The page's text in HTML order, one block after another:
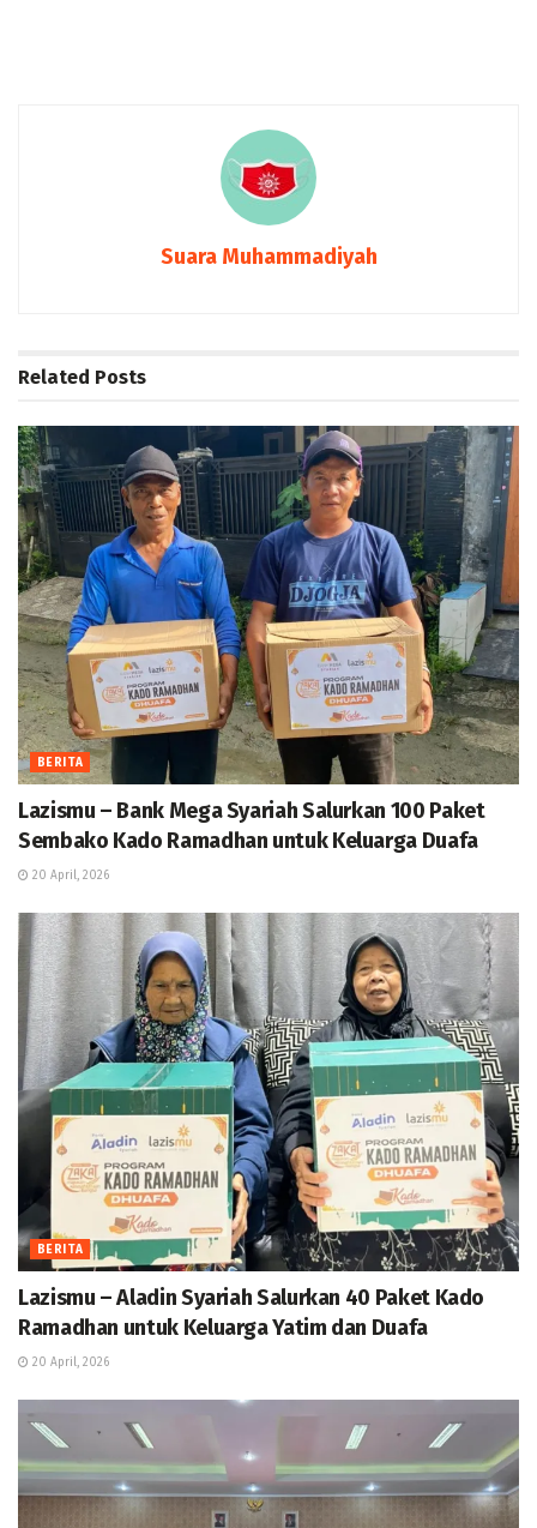
Suara Muhammadiyah
Related Posts
BERITA
Lazismu – Bank Mega Syariah Salurkan 100 Paket
Sembako Kado Ramadhan untuk Keluarga Duafa
20 April, 2026
BERITA
Lazismu – Aladin Syariah Salurkan 40 Paket Kado
Ramadhan untuk Keluarga Yatim dan Duafa
20 April, 2026